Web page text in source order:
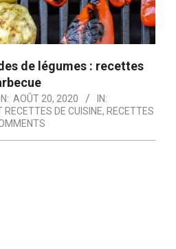
de légumes : recettes
AOÛT 20, 2020
IN:
DE CUISINE, RECETTES